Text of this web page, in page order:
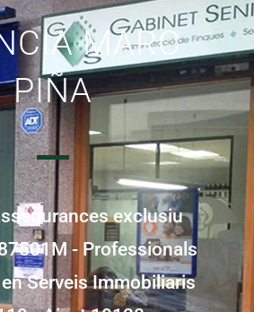
MARC
PIÑA
exclusiu
- Professionals
Serveis Immobiliaris